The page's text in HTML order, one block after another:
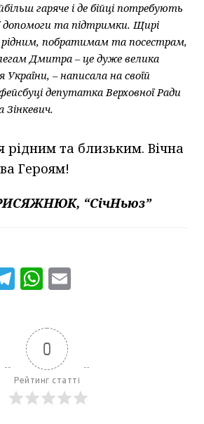
гаряче і де бійці потребують
допомоги та підтримки. Щирі
побратимам та посестрам,
Дмитра – це дуже велика
– написала на своїй
депутатка Верховної Ради
Зінкевич.
рідним та близьким. Вічна
Героям!
“СічНьюз”
Telegram
WhatsApp
0
Рейтинг статті